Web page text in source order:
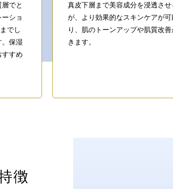
でと
ショ
でし
。保湿
すめ
真皮下層まで美容成分を浸透させ
が、より効果的なスキンケアが可
り、肌のトーンアップや肌質改
きます。
徴